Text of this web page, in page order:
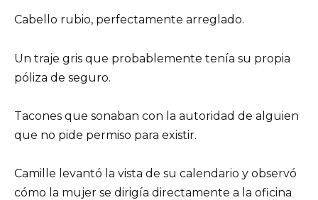
Cabello rubio, perfectamente arreglado.
Un traje gris que probablemente tenía su propia
póliza de seguro.
Tacones que sonaban con la autoridad de alguien
que no pide permiso para existir.
Camille levantó la vista de su calendario y observó
cómo la mujer se dirigía directamente a la oficina